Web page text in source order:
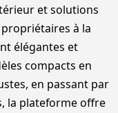
et solutions
à la
élégantes et
compacts en
en passant par
la plateforme offre